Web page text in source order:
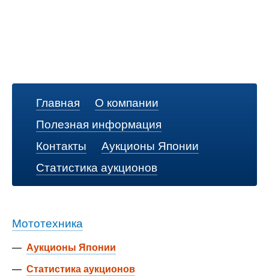
Главная
О компании
Полезная информация
Контакты
Аукционы Японии
Статистика аукционов
Мототехника
— Аукционы Японии
— Статистика аукционов